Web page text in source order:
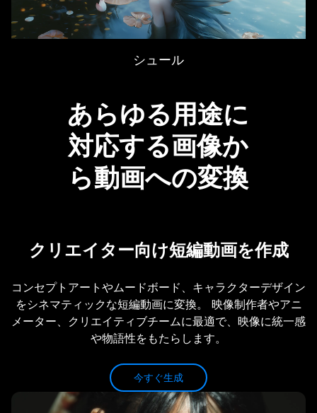
シュール
あらゆる用途に
対応する画像か
ら動画への変換
クリエイター向け短編動画を作成
コンセプトアートやムードボード、キャラクターデザイン
をシネマティックな短編動画に変換。 映像制作者やアニ
メーター、クリエイティブチームに最適で、映像に統一感
や物語性をもたらします。
今すぐ生成